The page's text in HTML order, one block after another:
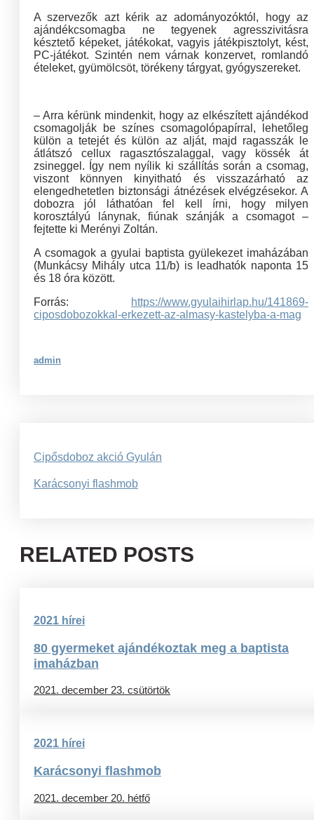
A szervezők azt kérik az adományozóktól, hogy az
ajándékcsomagba ne tegyenek agresszivitásra
késztető képeket, játékokat, vagyis játékpisztolyt, kést,
PC-játékot. Szintén nem várnak konzervet, romlandó
ételeket, gyümölcsöt, törékeny tárgyat, gyógyszereket.
– Arra kérünk mindenkit, hogy az elkészített ajándékod
csomagolják be színes csomagolópapírral, lehetőleg
külön a tetejét és külön az alját, majd ragasszák le
átlátszó cellux ragasztószalaggal, vagy kössék át
zsineggel. Így nem nyílik ki szállítás során a csomag,
viszont könnyen kinyitható és visszazárható az
elengedhetetlen biztonsági átnézések elvégzésekor. A
dobozra jól láthatóan fel kell írni, hogy milyen
korosztályú lánynak, fiúnak szánják a csomagot –
fejtette ki Merényi Zoltán.
A csomagok a gyulai baptista gyülekezet imaházában
(Munkácsy Mihály utca 11/b) is leadhatók naponta 15
és 18 óra között.
Forrás:
https://www.gyulaihirlap.hu/141869-
ciposdobozokkal-erkezett-az-almasy-kastelyba-a-mag
admin
navigáció
Cipősdoboz akció Gyulán
Karácsonyi flashmob
RELATED POSTS
2021 hírei
80 gyermeket ajándékoztak meg a baptista
imaházban
2021. december 23. csütörtök
2021 hírei
Karácsonyi flashmob
2021. december 20. hétfő